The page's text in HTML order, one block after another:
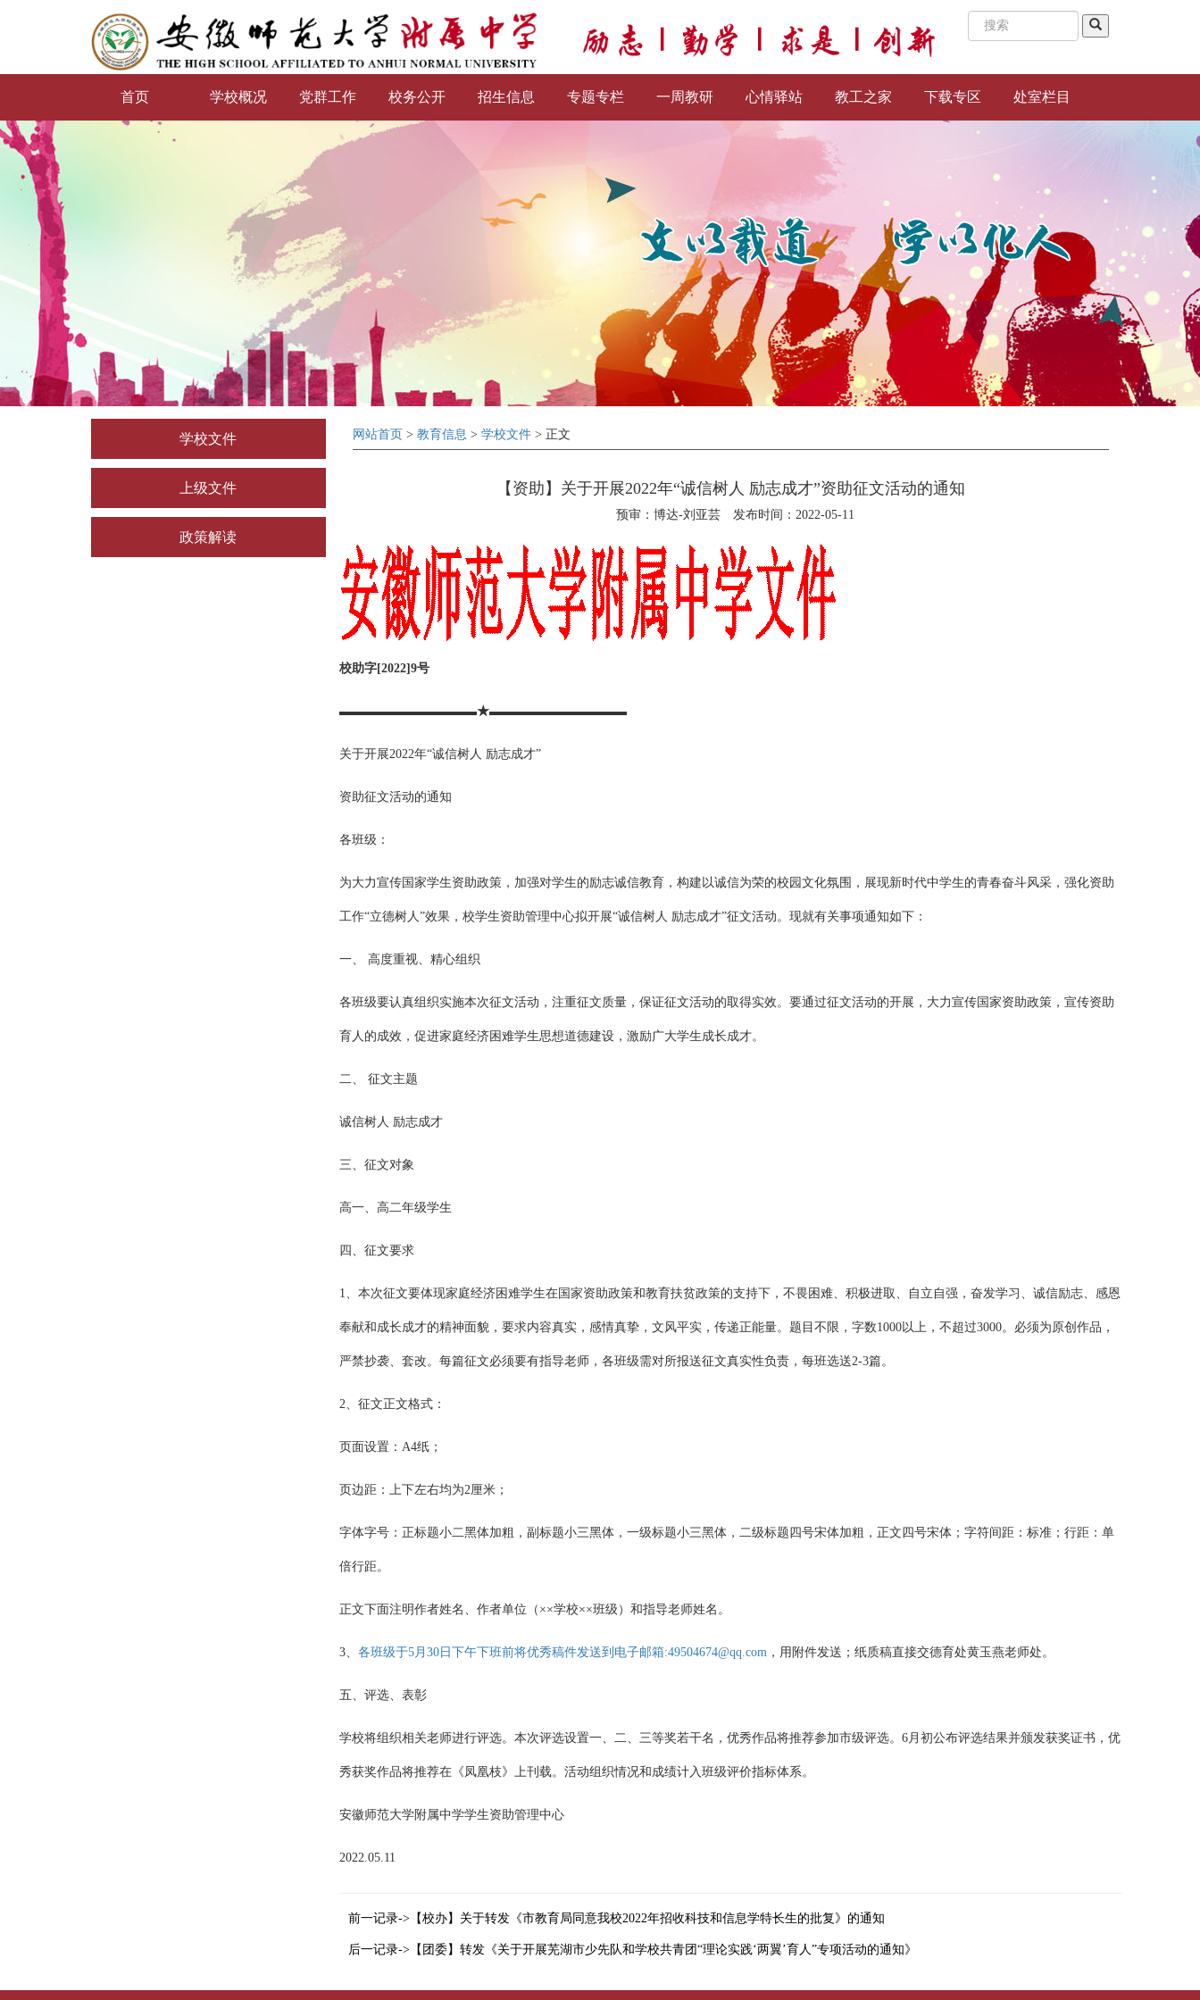
首页 学校概况 党群工作 校务公开 招生信息 专题专栏 一周教研 心情驿站 教工之家 下载专区 处室栏目
学校文件
上级文件
政策解读
网站首页 > 教育信息 > 学校文件> 正文
【资助】关于开展2022年“诚信树人 励志成才”资助征文活动的通知
预审：博达-刘亚芸 发布时间：2022-05-11
校助字[2022]9号
▬▬▬▬▬▬▬▬▬▬▬★▬▬▬▬▬▬▬▬▬▬▬
关于开展2022年“诚信树人 励志成才”
资助征文活动的通知
各班级：
为大力宣传国家学生资助政策，加强对学生的励志诚信教育，构建以诚信为荣的校园文化氛围，展现新时代中学生的青春奋斗风采，强化资助
工作“立德树人”效果，校学生资助管理中心拟开展“诚信树人 励志成才”征文活动。现就有关事项通知如下：
一、 高度重视、精心组织
各班级要认真组织实施本次征文活动，注重征文质量，保证征文活动的取得实效。要通过征文活动的开展，大力宣传国家资助政策，宣传资助
育人的成效，促进家庭经济困难学生思想道德建设，激励广大学生成长成才。
二、 征文主题
诚信树人 励志成才
三、征文对象
高一、高二年级学生
四、征文要求
1、本次征文要体现家庭经济困难学生在国家资助政策和教育扶贫政策的支持下，不畏困难、积极进取、自立自强，奋发学习、诚信励志、感恩
奉献和成长成才的精神面貌，要求内容真实，感情真挚，文风平实，传递正能量。题目不限，字数1000以上，不超过3000。必须为原创作品，
严禁抄袭、套改。每篇征文必须要有指导老师，各班级需对所报送征文真实性负责，每班选送2-3篇。
2、征文正文格式：
页面设置：A4纸；
页边距：上下左右均为2厘米；
字体字号：正标题小二黑体加粗，副标题小三黑体，一级标题小三黑体，二级标题四号宋体加粗，正文四号宋体；字符间距：标准；行距：单
倍行距。
正文下面注明作者姓名、作者单位（××学校××班级）和指导老师姓名。
3、 各班级于5月30日下午下班前将优秀稿件发送到电子邮箱:49504674@qq.com，用附件发送；纸质稿直接交德育处黄玉燕老师处。
五、评选、表彰
学校将组织相关老师进行评选。本次评选设置一、二、三等奖若干名，优秀作品将推荐参加市级评选。6月初公布评选结果并颁发获奖证书，优
秀获奖作品将推荐在《凤凰枝》上刊载。活动组织情况和成绩计入班级评价指标体系。
安徽师范大学附属中学学生资助管理中心
2022.05.11
前一记录->【校办】关于转发《市教育局同意我校2022年招收科技和信息学特长生的批复》的通知
后一记录->【团委】转发《关于开展芜湖市少先队和学校共青团“理论实践‘两翼’育人”专项活动的通知》